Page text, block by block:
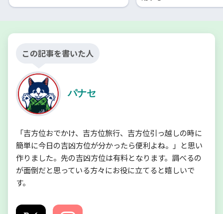
この記事を書いた人
パナセ
「吉方位おでかけ、吉方位旅行、吉方位引っ越しの時に
簡単に今日の吉凶方位が分かったら便利よね。」と思い
作りました。先の吉凶方位は有料となります。調べるの
が面倒だと思っている方々にお役に立てると嬉しいで
す。